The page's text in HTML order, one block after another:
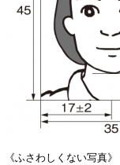
《ふさわしくない写